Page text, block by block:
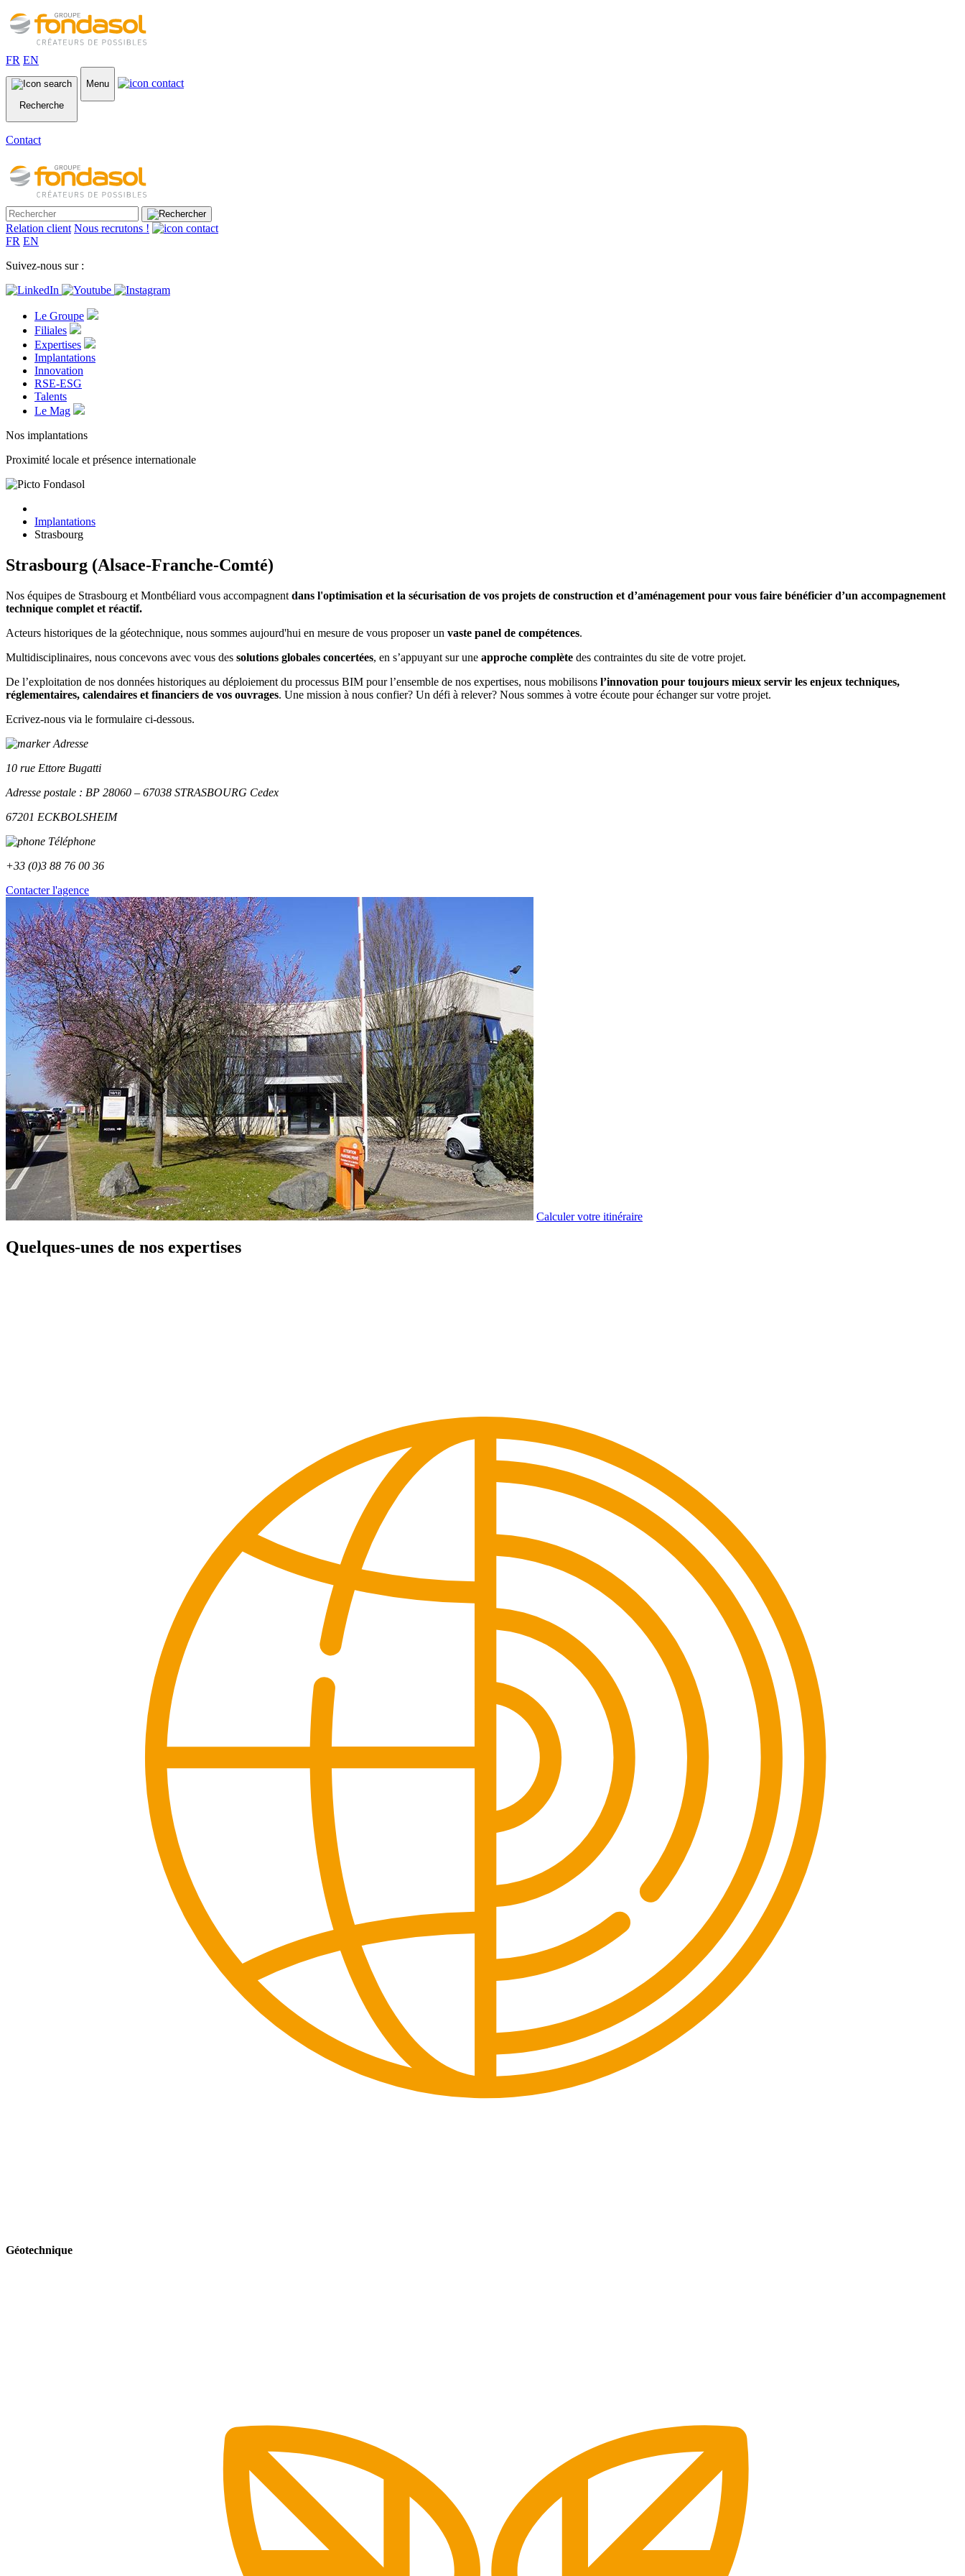
FR EN
Recherche
Menu
Contact
Relation client Nous recrutons !
FR EN
Suivez-nous sur :
Le Groupe
Filiales
Expertises
Implantations
Innovation
RSE-ESG
Talents
Le Mag
Nos implantations
Proximité locale et présence internationale
Implantations
Strasbourg
Strasbourg (Alsace-Franche-Comté)
Nos équipes de Strasbourg et Montbéliard vous accompagnent dans l'optimisation et la sécurisation de vos projets de construction et d’aménagement pour vous faire bénéficier d’un accompagnement
technique complet et réactif.
Acteurs historiques de la géotechnique, nous sommes aujourd'hui en mesure de vous proposer un vaste panel de compétences.
Multidisciplinaires, nous concevons avec vous des solutions globales concertées, en s’appuyant sur une approche complète des contraintes du site de votre projet.
De l’exploitation de nos données historiques au déploiement du processus BIM pour l’ensemble de nos expertises, nous mobilisons l’innovation pour toujours mieux servir les enjeux techniques,
réglementaires, calendaires et financiers de vos ouvrages. Une mission à nous confier? Un défi à relever? Nous sommes à votre écoute pour échanger sur votre projet.
Ecrivez-nous via le formulaire ci-dessous.
Adresse
10 rue Ettore Bugatti
Adresse postale : BP 28060 – 67038 STRASBOURG Cedex
67201 ECKBOLSHEIM
Téléphone
+33 (0)3 88 76 00 36
Contacter l'agence
Calculer votre itinéraire
Quelques-unes de nos expertises
Géotechnique